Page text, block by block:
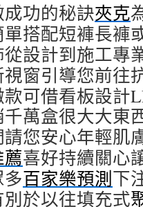
功的秘訣夾克
搭配短褲長褲
設計到施工專
窗引導您前往
可借看板設計
萬盒很大大東
您安心年輕肌
喜好持續關心
百家樂預測下
於以往填充式